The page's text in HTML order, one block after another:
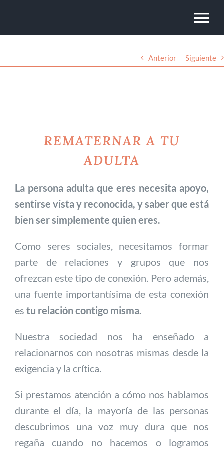
Anterior Siguiente
REMATERNAR A TU
ADULTA
La persona adulta que eres necesita apoyo,
sentirse vista y reconocida, y saber que está
bien ser simplemente quien eres.
Como seres sociales, necesitamos formar
parte de relaciones y grupos que nos
ofrezcan este tipo de conexión. Pero además,
una fuente importantísima de esta conexión
es tu relación contigo misma.
Nuestra sociedad nos ha enseñado a
relacionarnos con nosotras mismas desde la
exigencia y la crítica.
Si prestamos atención a cómo nos hablamos
durante el día, la mayoría de las personas
descubrimos una voz muy dura que nos
regaña cuando no hacemos o logramos